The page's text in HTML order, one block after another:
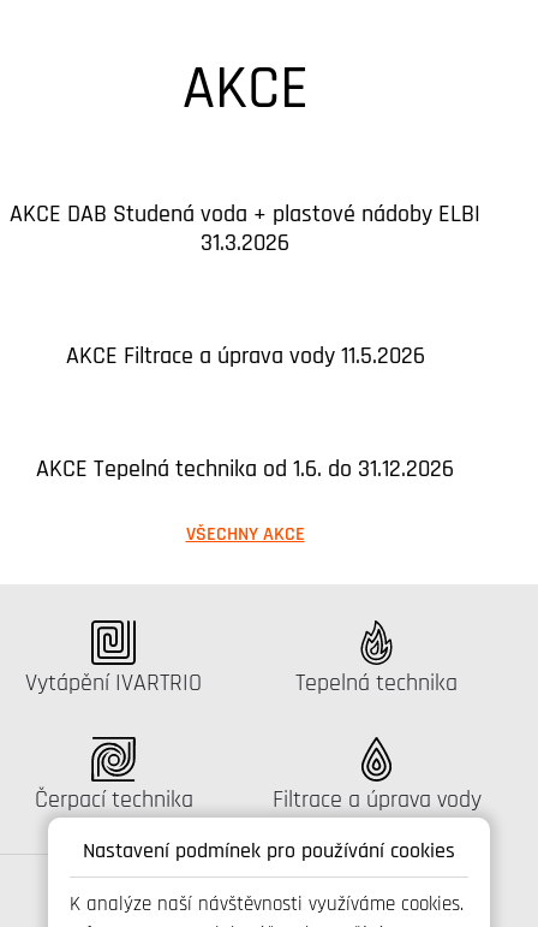
Nastavení podmínek pro používání cookies
K analýze naší návštěvnosti využíváme cookies.
AKCE
AKCE DAB Studená voda + plastové nádoby ELBI
31.3.2026
AKCE Filtrace a úprava vody 11.5.2026
AKCE Tepelná technika od 1.6. do 31.12.2026
VŠECHNY AKCE
Katalog:
Vytápění IVARTRIO Katalog:
Tepelná technika
Katalog:
Čerpací technika Katalog:
Filtrace a úprava vody